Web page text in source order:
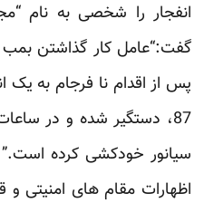
انفجار را شخصی به نام
گفت:“عامل ‏کار گذاشتن بمب
87، ‏دستگیر شده و در
سیانور خودکشی کرده
‏اظهارات مقام های امنیتی و